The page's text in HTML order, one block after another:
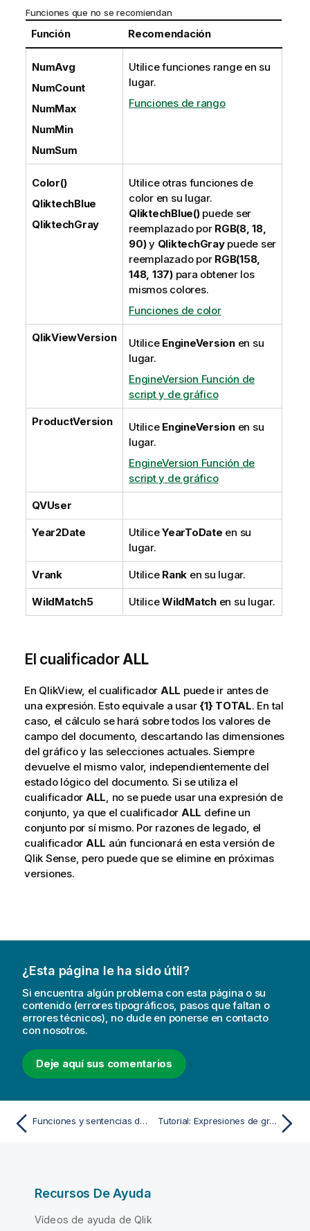
Funciones que no se recomiendan
Función Recomendación
NumAvg
NumCount
NumMax
NumMin
NumSum
Utilice funciones range en su
lugar.
Funciones de rango
Color()
QliktechBlue
QliktechGray
Utilice otras funciones de
color en su lugar.
QliktechBlue()puede ser
reemplazado por RGB(8, 18,
90)y QliktechGraypuede ser
reemplazado por RGB(158,
148, 137)para obtener los
mismos colores.
Funciones de color
QlikViewVersion Utilice EngineVersionen su
lugar.
EngineVersion Función de
script y de gráfico
ProductVersion Utilice EngineVersionen su
lugar.
EngineVersion Función de
script y de gráfico
QVUser
Year2Date UtiliceYearToDate en su
lugar.
Vrank Utilice Rank en su lugar.
WildMatch5 UtiliceWildMatchen su lugar.
El cualificadorALL
En QlikView, el cualificador ALL puede ir antes de
una expresión. Esto equivale a usar {1} TOTAL. En tal
caso, el cálculo se hará sobre todos los valores de
campodel documento, descartando las dimensiones
del gráfico y las seleccionesactuales. Siempre
devuelve el mismo valor, independientemente del
estado lógico del documento. Si se utiliza el
cualificador ALL, no se puede usar una expresión de
conjunto, ya que el cualificador ALL define un
conjunto por sí mismo. Por razones de legado, el
cualificador ALL aún funcionará en esta versión de
Qlik Sense, pero puede que se elimine en próximas
versiones.
¿Esta página le ha sido útil?
Si encuentra algún problema con esta página o su
contenido (errores tipográficos, pasos que faltan o
errores técnicos), no dude en ponerse en contacto
con nosotros.
Deje aquí sus comentarios
Funciones y sentencias de QlikView no admitidas en Qlik Sense Tutorial: Expresiones de gráfico
Recursos De Ayuda
Vídeos de ayuda de Qlik